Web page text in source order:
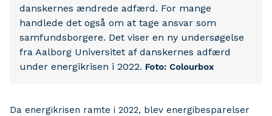
danskernes ændrede adfærd. For mange
handlede det også om at tage ansvar som
samfundsborgere. Det viser en ny undersøgelse
fra Aalborg Universitet af danskernes adfærd
under energikrisen i 2022. Foto: Colourbox
Da energikrisen ramte i 2022, blev energibesparelser